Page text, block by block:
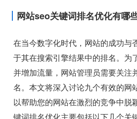
网站seo关键词排名优化有哪
在当今数字化时代，网站的成功与
于其在搜索引擎结果中的排名。为
并增加流量，网站管理员需要关注
名。本文将深入讨论九个有效的网
以帮助您的网站在激烈的竞争中脱